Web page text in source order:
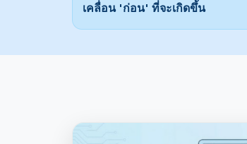
เคลื่อน 'ก่อน' ที่จะเกิดขึ้น